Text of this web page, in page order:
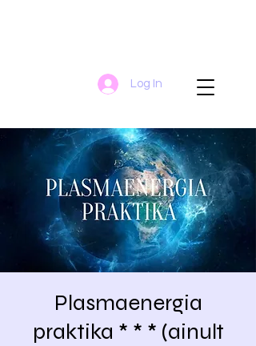
Log In
Plasmaenergia
praktika * * * (ainult